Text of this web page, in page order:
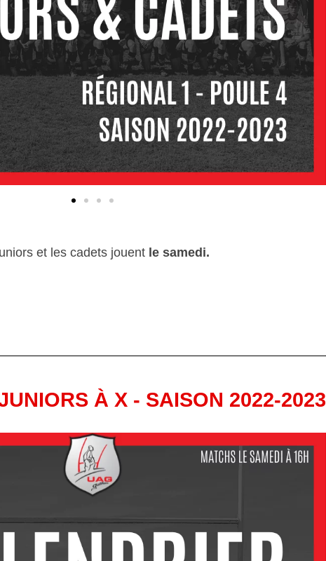
et les cadets jouent le samedi.
À X - SAISON 2022-2023